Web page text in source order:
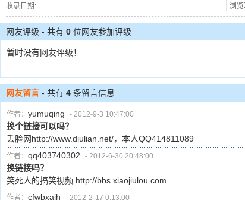
收录日期: 浏
网友评级 - 共有 0 位网友参加评级
暂时没有网友评级！
网友留言 - 共有 4 条留言信息
作者： yumuqing - 2012-9-3 10:47:00
换个链接可以吗？
丢脸网http://www.diulian.net/，本人QQ414811089
作者： qq403740302 - 2012-6-30 20:48:00
换链接吗？
笑死人的搞笑视频 http://bbs.xiaojiulou.com
作者： cfwbxajh - 2012-2-17 0:13:00